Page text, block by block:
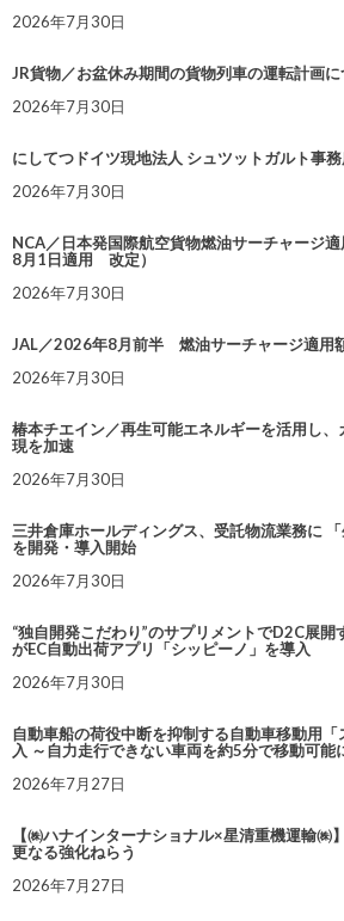
2026年7月30日
JR貨物／お盆休み期間の貨物列車の運転計画に
2026年7月30日
にしてつドイツ現地法人 シュツットガルト事
2026年7月30日
NCA／日本発国際航空貨物燃油サーチャージ
8月1日適用 改定）
2026年7月30日
JAL／2026年8月前半 燃油サーチャージ適用
2026年7月30日
椿本チエイン／再生可能エネルギーを活用し
現を加速
2026年7月30日
三井倉庫ホールディングス、受託物流業務に 「
を開発・導入開始
2026年7月30日
“独自開発こだわり”のサプリメントでD2C展開
がEC自動出荷アプリ「シッピーノ」を導入
2026年7月30日
自動車船の荷役中断を抑制する自動車移動用
入 ～自力走行できない車両を約5分で移動可能
2026年7月27日
【㈱ハナインターナショナル×星清重機運輸㈱
更なる強化ねらう
2026年7月27日